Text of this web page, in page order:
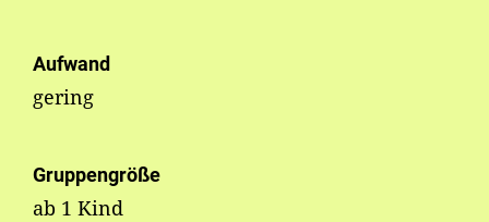
Aufwand
gering
Gruppengröße
ab 1 Kind